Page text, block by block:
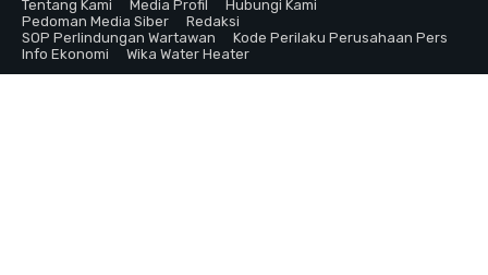
Tentang Kami
Media Profil
Hubungi Kami
Pedoman Media Siber
Redaksi
SOP Perlindungan Wartawan
Kode Perilaku Perusahaan Pers
Info Ekonomi
Wika Water Heater